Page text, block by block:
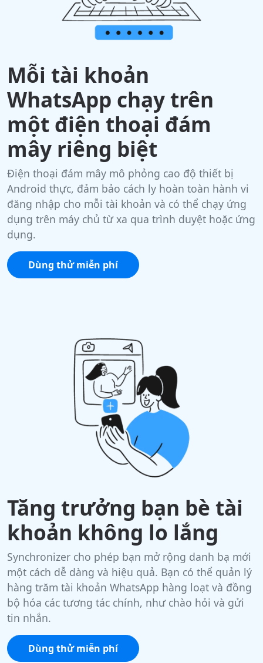
Mỗi tài khoản
WhatsApp chạy trên
một điện thoại đám
mây riêng biệt
Điện thoại đám mây mô phỏng cao độ thiết bị
Android thực, đảm bảo cách ly hoàn toàn hành vi
đăng nhập cho mỗi tài khoản và có thể chạy ứng
dụng trên máy chủ từ xa qua trình duyệt hoặc ứng
dụng.
Dùng thử miễn phí
Tăng trưởng bạn bè tài
khoản không lo lắng
Synchronizer cho phép bạn mở rộng danh bạ mới
một cách dễ dàng và hiệu quả. Bạn có thể quản lý
hàng trăm tài khoản WhatsApp hàng loạt và đồng
bộ hóa các tương tác chính, như chào hỏi và gửi
tin nhắn.
Dùng thử miễn phí